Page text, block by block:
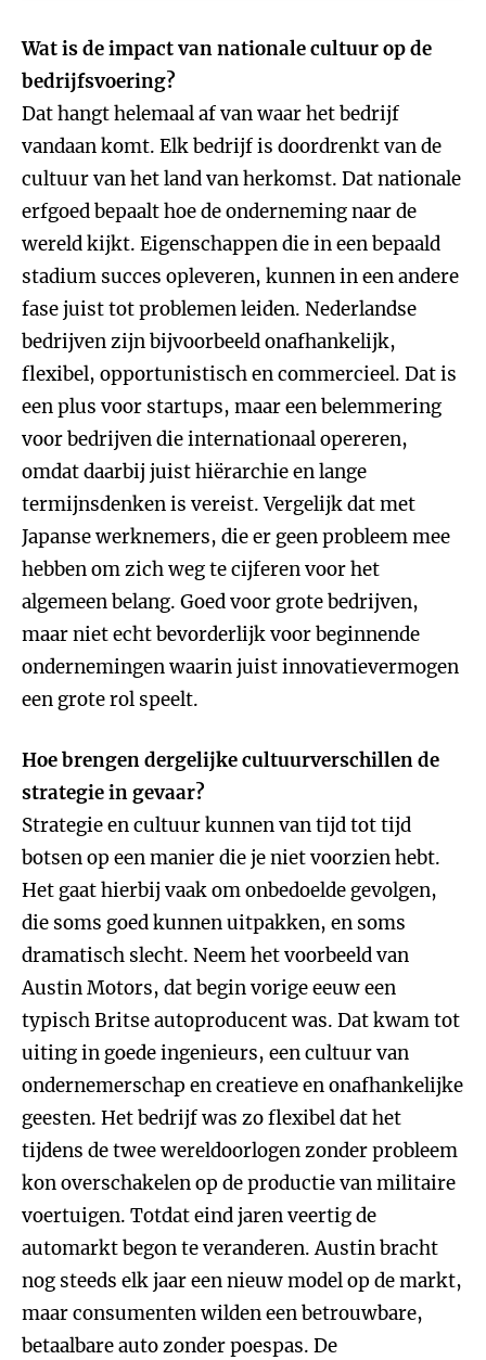
Wat is de impact van nationale cultuur op de
bedrijfsvoering?
Dat hangt helemaal af van waar het bedrijf
vandaan komt. Elk bedrijf is doordrenkt van de
cultuur van het land van herkomst. Dat nationale
erfgoed bepaalt hoe de onderneming naar de
wereld kijkt. Eigenschappen die in een bepaald
stadium succes opleveren, kunnen in een andere
fase juist tot problemen leiden. Nederlandse
bedrijven zijn bijvoorbeeld onafhankelijk,
flexibel, opportunistisch en commercieel. Dat is
een plus voor startups, maar een belemmering
voor bedrijven die internationaal opereren,
omdat daarbij juist hiërarchie en lange
termijnsdenken is vereist. Vergelijk dat met
Japanse werknemers, die er geen probleem mee
hebben om zich weg te cijferen voor het
algemeen belang. Goed voor grote bedrijven,
maar niet echt bevorderlijk voor beginnende
ondernemingen waarin juist innovatievermogen
een grote rol speelt.
Hoe brengen dergelijke cultuurverschillen de
strategie in gevaar?
Strategie en cultuur kunnen van tijd tot tijd
botsen op een manier die je niet voorzien hebt.
Het gaat hierbij vaak om onbedoelde gevolgen,
die soms goed kunnen uitpakken, en soms
dramatisch slecht. Neem het voorbeeld van
Austin Motors, dat begin vorige eeuw een
typisch Britse autoproducent was. Dat kwam tot
uiting in goede ingenieurs, een cultuur van
ondernemerschap en creatieve en onafhankelijke
geesten. Het bedrijf was zo flexibel dat het
tijdens de twee wereldoorlogen zonder probleem
kon overschakelen op de productie van militaire
voertuigen. Totdat eind jaren veertig de
automarkt begon te veranderen. Austin bracht
nog steeds elk jaar een nieuw model op de markt,
maar consumenten wilden een betrouwbare,
betaalbare auto zonder poespas. De